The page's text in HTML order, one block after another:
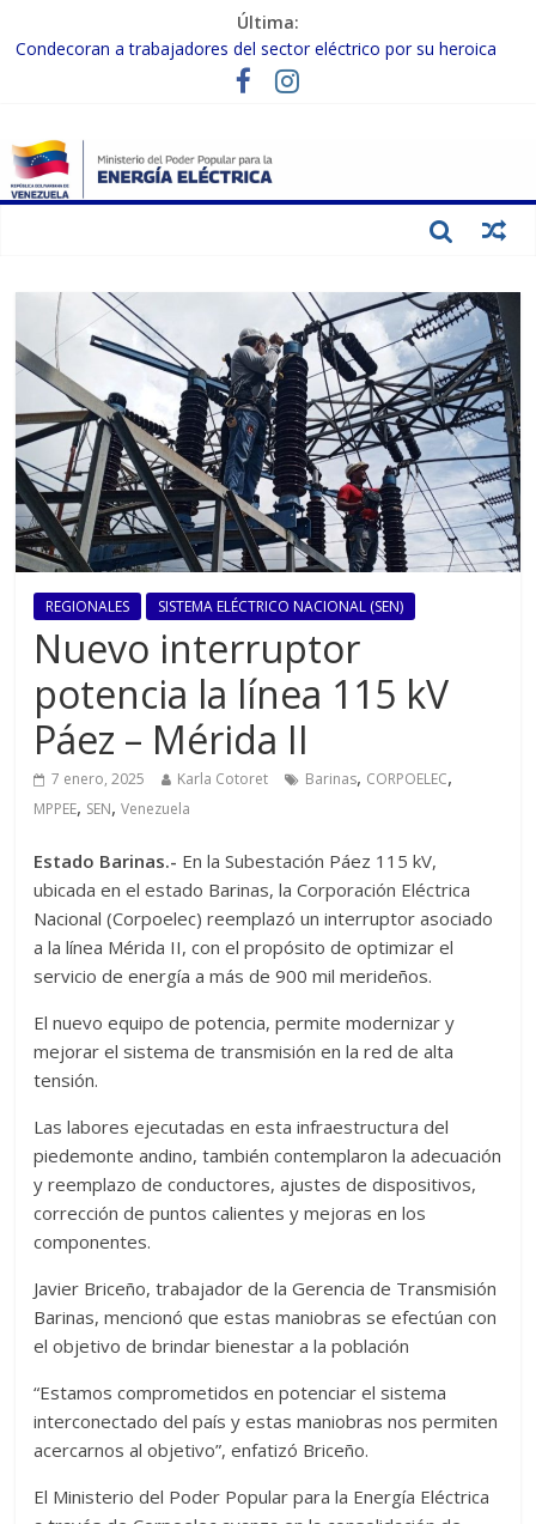
Última:
Condecoran a trabajadores del sector eléctrico por su heroica
labor tras el doble sismo del 24-J
Gobierno Nacional coordina acciones con el sector privado para
Inspeccionan trabajos de rehabilitación en instalaciones del SEN
en Carabobo
Gobierno Nacional activa plan preventivo para fortalecer el SEN
REGIONALES SISTEMA ELÉCTRICO NACIONAL (SEN)
Nuevo interruptor
potencia la línea 115 kV
Páez – Mérida II
7 enero, 2025 Karla Cotoret Barinas, CORPOELEC,
MPPEE, SEN,Venezuela
Estado Barinas.- En la Subestación Páez 115 kV,
ubicada en el estado Barinas, la Corporación Eléctrica
Nacional (Corpoelec) reemplazó un interruptor asociado
a la línea Mérida II, con el propósito de optimizar el
servicio de energía a más de 900 mil merideños.
El nuevo equipo de potencia, permite modernizar y
mejorar el sistema de transmisión en la red de alta
tensión.
Las labores ejecutadas en esta infraestructura del
piedemonte andino, también contemplaron la adecuación
y reemplazo de conductores, ajustes de dispositivos,
corrección de puntos calientes y mejoras en los
componentes.
Javier Briceño, trabajador de la Gerencia de Transmisión
Barinas, mencionó que estas maniobras se efectúan con
el objetivo de brindar bienestar a la población
“Estamos comprometidos en potenciar el sistema
interconectado del país y estas maniobras nos permiten
acercarnos al objetivo”, enfatizó Briceño.
El Ministerio del Poder Popular para la Energía Eléctrica